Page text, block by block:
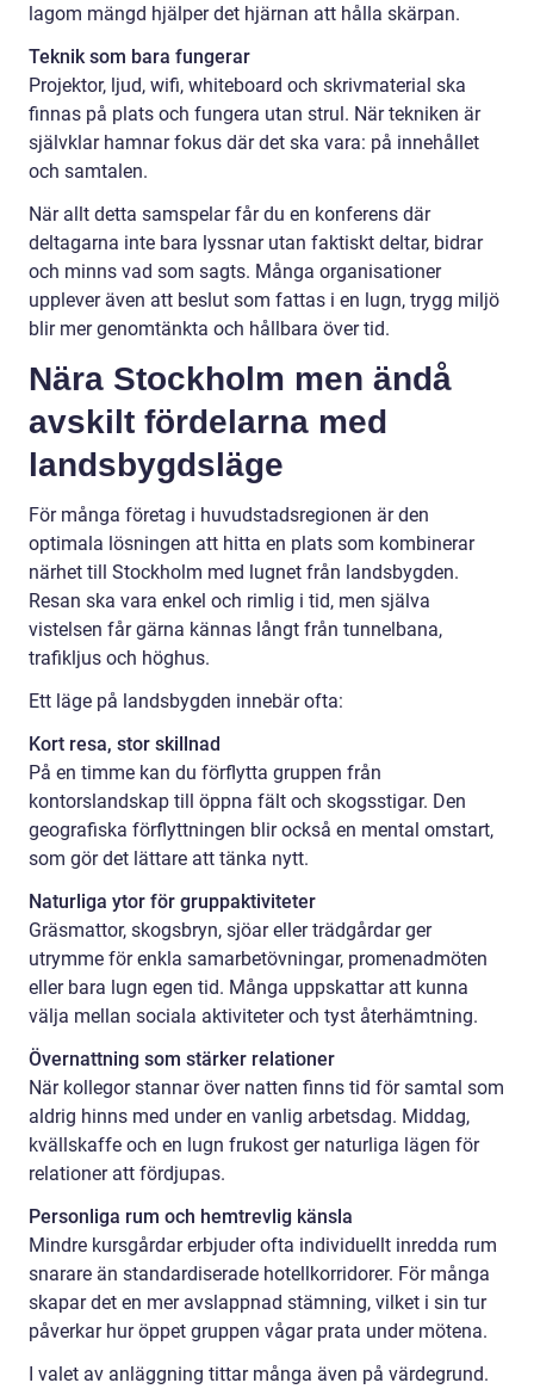
lagom mängd hjälper det hjärnan att hålla skärpan.
Teknik som bara fungerar
Projektor, ljud, wifi, whiteboard och skrivmaterial ska
finnas på plats och fungera utan strul. När tekniken är
självklar hamnar fokus där det ska vara: på innehållet
och samtalen.
När allt detta samspelar får du en konferens där
deltagarna inte bara lyssnar utan faktiskt deltar, bidrar
och minns vad som sagts. Många organisationer
upplever även att beslut som fattas i en lugn, trygg miljö
blir mer genomtänkta och hållbara över tid.
Nära Stockholm men ändå
avskilt fördelarna med
landsbygdsläge
För många företag i huvudstadsregionen är den
optimala lösningen att hitta en plats som kombinerar
närhet till Stockholm med lugnet från landsbygden.
Resan ska vara enkel och rimlig i tid, men själva
vistelsen får gärna kännas långt från tunnelbana,
trafikljus och höghus.
Ett läge på landsbygden innebär ofta:
Kort resa, stor skillnad
På en timme kan du förflytta gruppen från
kontorslandskap till öppna fält och skogsstigar. Den
geografiska förflyttningen blir också en mental omstart,
som gör det lättare att tänka nytt.
Naturliga ytor för gruppaktiviteter
Gräsmattor, skogsbryn, sjöar eller trädgårdar ger
utrymme för enkla samarbetövningar, promenadmöten
eller bara lugn egen tid. Många uppskattar att kunna
välja mellan sociala aktiviteter och tyst återhämtning.
Övernattning som stärker relationer
När kollegor stannar över natten finns tid för samtal som
aldrig hinns med under en vanlig arbetsdag. Middag,
kvällskaffe och en lugn frukost ger naturliga lägen för
relationer att fördjupas.
Personliga rum och hemtrevlig känsla
Mindre kursgårdar erbjuder ofta individuellt inredda rum
snarare än standardiserade hotellkorridorer. För många
skapar det en mer avslappnad stämning, vilket i sin tur
påverkar hur öppet gruppen vågar prata under mötena.
I valet av anläggning tittar många även på värdegrund.